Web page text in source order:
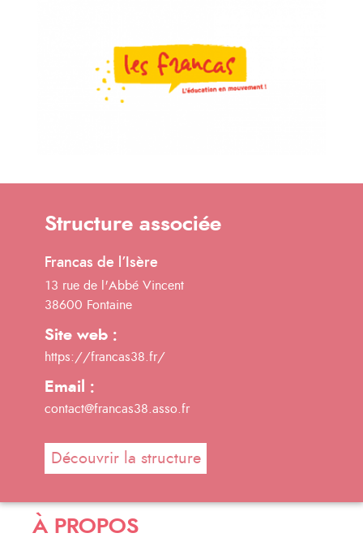
Structure associée
Francas de l’Isère
13 rue de l'Abbé Vincent
38600 Fontaine
Site web :
https://francas38.fr/
Email :
contact@francas38.asso.fr
Découvrir la structure
À PROPOS